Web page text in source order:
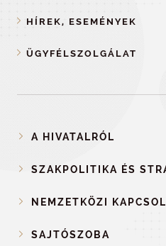
HÍREK, ESEMÉNYEK
ÜGYFÉLSZOLGÁLAT
A HIVATALRÓL
SZAKPOLITIKA ÉS
NEMZETKÖZI
SAJTÓSZOBA